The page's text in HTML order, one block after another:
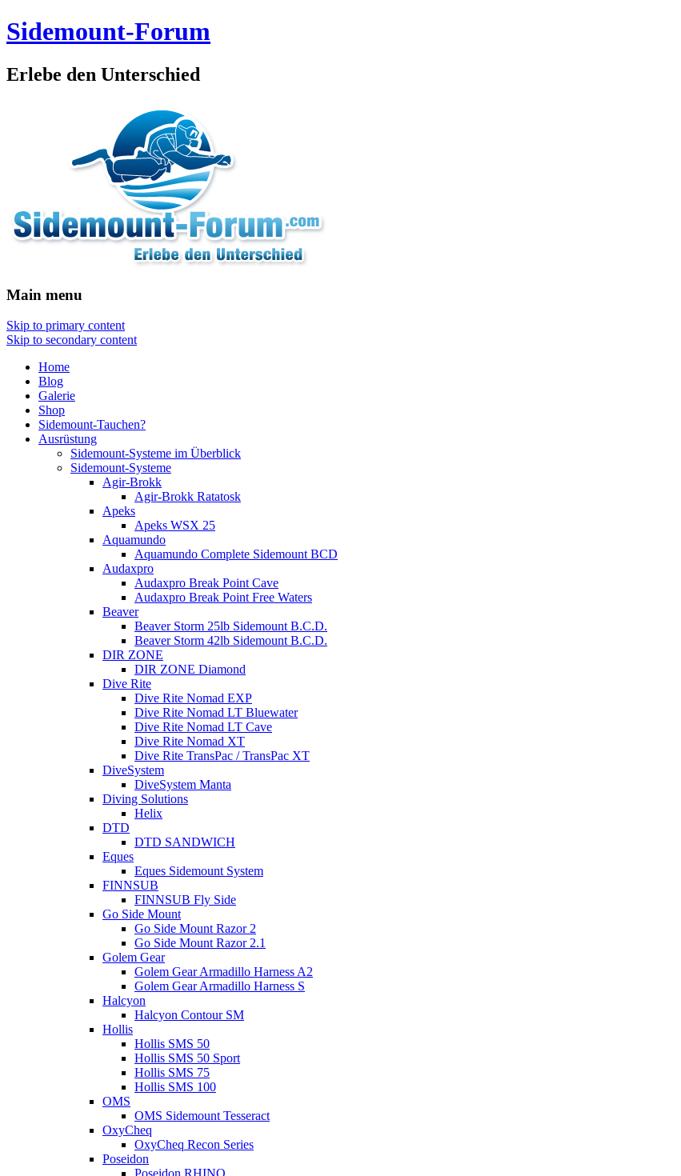
Sidemount-Forum
Erlebe den Unterschied
Main menu
Skip to primary content
Skip to secondary content
Home
Blog
Galerie
Shop
Sidemount-Tauchen?
Ausrüstung
Sidemount-Systeme im Überblick
Sidemount-Systeme
Agir-Brokk
Agir-Brokk Ratatosk
Apeks
Apeks WSX 25
Aquamundo
Aquamundo Complete Sidemount BCD
Audaxpro
Audaxpro Break Point Cave
Audaxpro Break Point Free Waters
Beaver
Beaver Storm 25lb Sidemount B.C.D.
Beaver Storm 42lb Sidemount B.C.D.
DIR ZONE
DIR ZONE Diamond
Dive Rite
Dive Rite Nomad EXP
Dive Rite Nomad LT Bluewater
Dive Rite Nomad LT Cave
Dive Rite Nomad XT
Dive Rite TransPac / TransPac XT
DiveSystem
DiveSystem Manta
Diving Solutions
Helix
DTD
DTD SANDWICH
Eques
Eques Sidemount System
FINNSUB
FINNSUB Fly Side
Go Side Mount
Go Side Mount Razor 2
Go Side Mount Razor 2.1
Golem Gear
Golem Gear Armadillo Harness A2
Golem Gear Armadillo Harness S
Halcyon
Halcyon Contour SM
Hollis
Hollis SMS 50
Hollis SMS 50 Sport
Hollis SMS 75
Hollis SMS 100
OMS
OMS Sidemount Tesseract
OxyCheq
OxyCheq Recon Series
Poseidon